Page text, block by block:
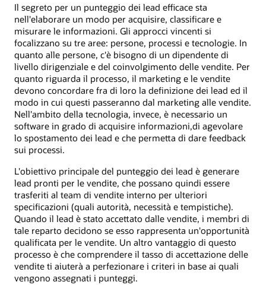
Il segreto per un punteggio dei lead efficace sta
nell'elaborare un modo per acquisire, classificare e
misurare le informazioni. Gli approcci vincenti si
focalizzano su tre aree: persone, processi e tecnologie. In
quanto alle persone, c'è bisogno di un dipendente di
livello dirigenziale e del coinvolgimento delle vendite. Per
quanto riguarda il processo, il marketing e le vendite
devono concordare fra di loro la definizione dei lead ed il
modo in cui questi passeranno dal marketing alle vendite.
Nell'ambito della tecnologia, invece, è necessario un
software in grado di acquisire informazioni,di agevolare
lo spostamento dei lead e che permetta di dare feedback
sui processi.
L'obiettivo principale del punteggio dei lead è generare
lead pronti per le vendite, che possano quindi essere
trasferiti al team di vendite interno per ulteriori
specificazioni (quali autorità, necessità e tempistiche).
Quando il lead è stato accettato dalle vendite, i membri di
tale reparto decidono se esso rappresenta un'opportunità
qualificata per le vendite. Un altro vantaggio di questo
processo è che comprendere il tasso di accettazione delle
vendite ti aiuterà a perfezionare i criteri in base ai quali
vengono assegnati i punteggi.